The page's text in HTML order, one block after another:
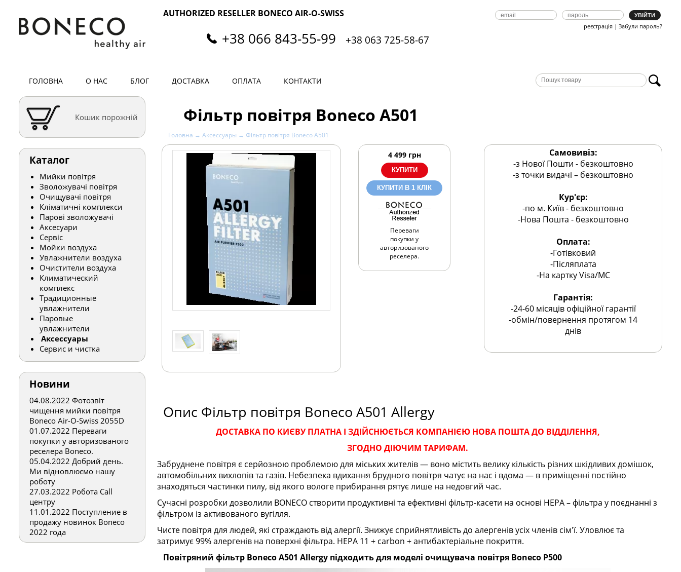
AUTHORIZED RESELLER BONECO AIR-O-SWISS
+38 066 843-55-99 +38 063 725-58-67
реєстрація | Забули пароль?
ГОЛОВНА О НАС БЛОГ ДОСТАВКА ОПЛАТА КОНТАКТИ
Кошик порожній
Каталог
Мийки повітря
Зволожувачі повітря
Очищувачі повітря
Кліматичні комплекси
Парові зволожувачі
Аксесуари
Сервіс
Мойки воздуха
Увлажнители воздуха
Очистители воздуха
Климатический
комплекс
Традиционные
увлажнители
Паровые
увлажнители
Аксессуары
Сервис и чистка
Новини
04.08.2022 Фотозвіт
чищення мийки повітря
Boneco Air-O-Swiss 2055D
01.07.2022 Переваги
покупки у авторизованого
реселера Boneco.
05.04.2022 Добрий день.
Ми відновлюємо нашу
роботу
27.03.2022 Робота Call
центру
11.01.2022 Поступление в
продажу новинок Boneco
2022 года
Фільтр повітря Boneco A501
Головна → Аксессуары → Фільтр повітря Boneco A501
4 499 грн
КУПИТИ В 1 КЛІК
Переваги
покупки у
авторизованого
реселера.
Самовивіз:
-з Нової Пошти - безкоштовно
-з точки видачі – безкоштовно
Кур'єр:
-по м. Київ - безкоштовно
-Нова Пошта - безкоштовно
Оплата:
-Готівковий
-Післяплата
-На картку Visa/MC
Гарантія:
-24-60 місяців офіційної гарантії
-обмін/повернення протягом 14
днів
Опис Фільтр повітря Boneco A501 Allergy
ДОСТАВКА ПО КИЄВУ ПЛАТНА І ЗДІЙСНЮЄТЬСЯ КОМПАНІЄЮ НОВА ПОШТА ДО ВІДДІЛЕННЯ,
ЗГОДНО ДІЮЧИМ ТАРИФАМ.
Забруднене повітря є серйозною проблемою для міських жителів — воно містить велику кількість різних шкідливих домішок,
автомобільних вихлопів та газів. Небезпека вдихання брудного повітря чатує на нас і вдома — в приміщенні постійно
знаходяться частинки пилу, від якого вологе прибирання рятує лише на недовгий час.
Сучасні розробки дозволили BONECO створити продуктивні та ефективні фільтр-касети на основі HEPA – фільтра у поєднанні з
фільтром із активованого вугілля.
Чисте повітря для людей, які страждають від алергії. Знижує сприйнятливість до алергенів усіх членів сім'ї. Уловлює та
затримує 99% алергенів на поверхні фільтра. HEPA 11 + carbon + антибактеріальне покриття.
Повітряний фільтр Boneco A501 Allergy підходить для моделі очищувача повітря Boneco P500